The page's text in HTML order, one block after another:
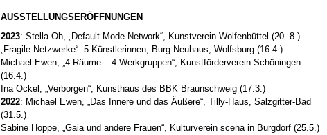
AUSSTELLUNGSERÖFFNUNGEN
2023: Stella Oh, „Default Mode Network“, Kunstverein Wolfenbüttel (20. 8.)
„Fragile Netzwerke“. 5 Künstlerinnen, Burg Neuhaus, Wolfsburg (16.4.)
Michael Ewen, „4 Räume – 4 Werkgruppen“, Kunstförderverein Schöningen
(16.4.)
Ina Ockel, „Verborgen“, Kunsthaus des BBK Braunschweig (17.3.)
2022: Michael Ewen, „Das Innere und das Äußere“, Tilly-Haus, Salzgitter-Bad
(31.5.)
Sabine Hoppe, „Gaia und andere Frauen“, Kulturverein scena in Burgdorf (25.5.)